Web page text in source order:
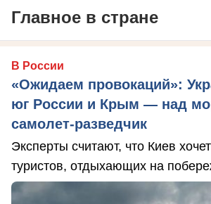
Главное в стране
В России
«Ожидаем провокаций»:
юг России и Крым — над
самолет-разведчик
Эксперты считают, что Киев
туристов, отдыхающих на